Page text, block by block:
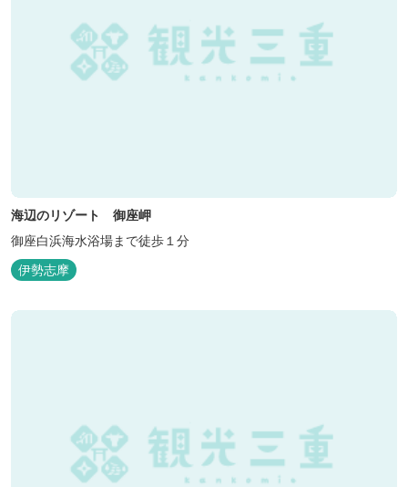
海辺のリゾート 御座岬
御座白浜海水浴場まで徒歩１分
伊勢志摩